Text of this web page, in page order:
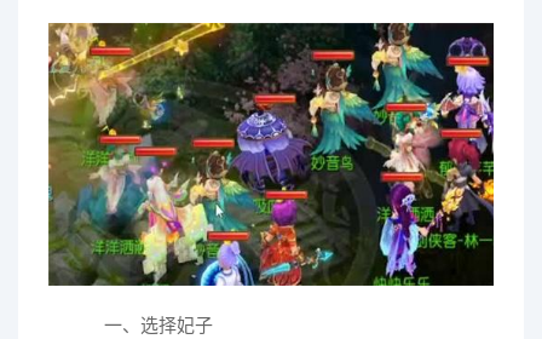
一、选择妃子